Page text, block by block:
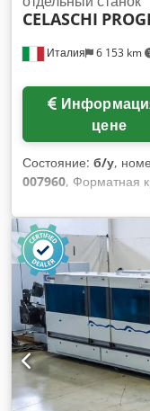
Италия 6 153 km
CELASCHI
цене
Состояние: б/у,
007960, Форматная
Максимальная
Dnijler
Расстояние между